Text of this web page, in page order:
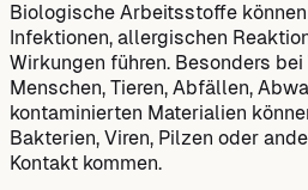
Biologische Arbeitsstoffe
Infektionen, allergischen
Wirkungen führen. Besonders
Menschen, Tieren, Abfällen,
kontaminierten Materialien
Bakterien, Viren, Pilzen oder
Kontakt kommen.